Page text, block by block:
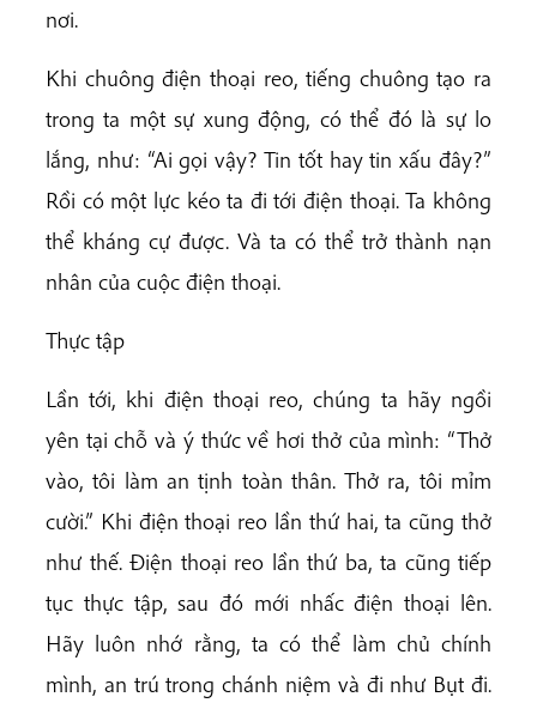
nơi.
Khi chuông điện thoại reo, tiếng chuông tạo ra
trong ta một sự xung động, có thể đó là sự lo
lắng, như: “Ai gọi vậy? Tin tốt hay tin xấu đây?”
Rồi có một lực kéo ta đi tới điện thoại. Ta không
thể kháng cự được. Và ta có thể trở thành nạn
nhân của cuộc điện thoại.
Thực tập
Lần tới, khi điện thoại reo, chúng ta hãy ngồi
yên tại chỗ và ý thức về hơi thở của mình: “Thở
vào, tôi làm an tịnh toàn thân. Thở ra, tôi mỉm
cười.” Khi điện thoại reo lần thứ hai, ta cũng thở
như thế. Điện thoại reo lần thứ ba, ta cũng tiếp
tục thực tập, sau đó mới nhấc điện thoại lên.
Hãy luôn nhớ rằng, ta có thể làm chủ chính
mình, an trú trong chánh niệm và đi như Bụt đi.